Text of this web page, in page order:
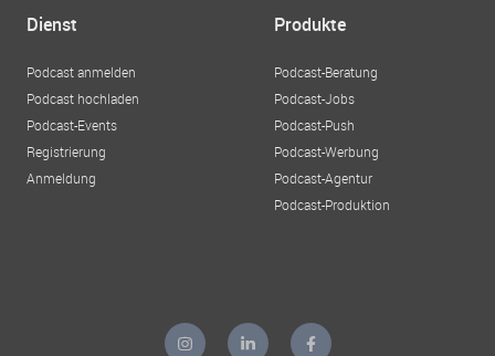
Dienst
Podcast anmelden
Podcast hochladen
Podcast-Events
Registrierung
Anmeldung
Produkte
Podcast-Beratung
Podcast-Jobs
Podcast-Push
Podcast-Werbung
Podcast-Agentur
Podcast-Produktion